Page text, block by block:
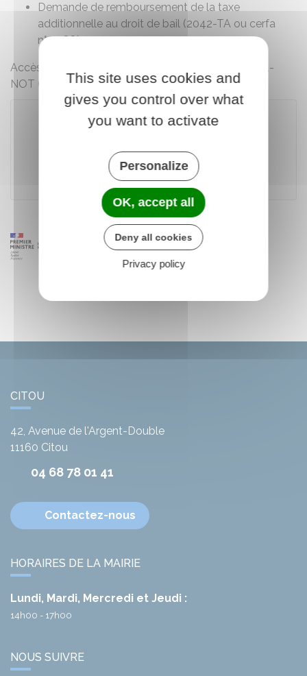
Demande de remboursement de la taxe
additionnelle au droit de bail (2042-TA ou cerfa
n°11488).
Accès à la notice de la déclaration de revenus 2041-
NOT (cerfa n°50796).
Ministère chargé des finances
CITOU
42, Avenue de l'Argent-Double
11160 Citou
04 68 78 01 41
Contactez-nous
HORAIRES DE LA MAIRIE
Lundi, Mardi, Mercredi et Jeudi :
14h00 - 17h00
NOUS SUIVRE
This site uses cookies and
gives you control over what
you want to activate
Personalize
OK, accept all
Deny all cookies
Privacy policy